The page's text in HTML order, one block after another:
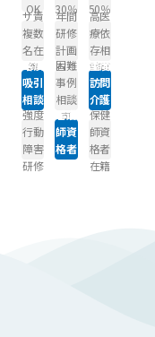
OK
30％
～
50％
～
サ責
複数
名在
籍
年間
研修
計画
有り
高医
療依
存相
談可
喀痰
吸引
相談
可
困難
事例
相談
可
重度
訪問
介護
研修
強度
行動
障害
研修
看護
師資
格者
保健
師資
格者
在籍